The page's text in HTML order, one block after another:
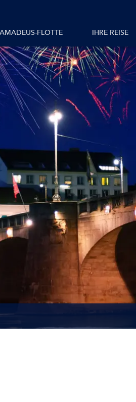
FLOTTE IHRE REISE